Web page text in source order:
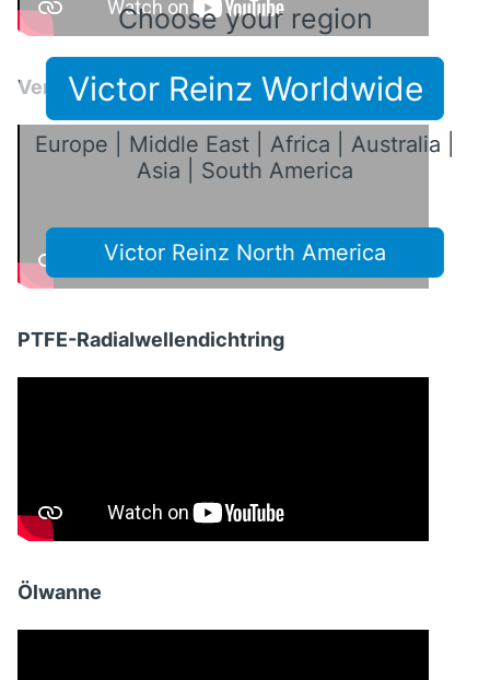
Ventildeckeldichtung
PTFE-Radialwellendichtring
Ölwanne
Choose your region
Victor Reinz Worldwide
Europe | Middle East | Africa | Australia |
Asia | South America
Victor Reinz North America